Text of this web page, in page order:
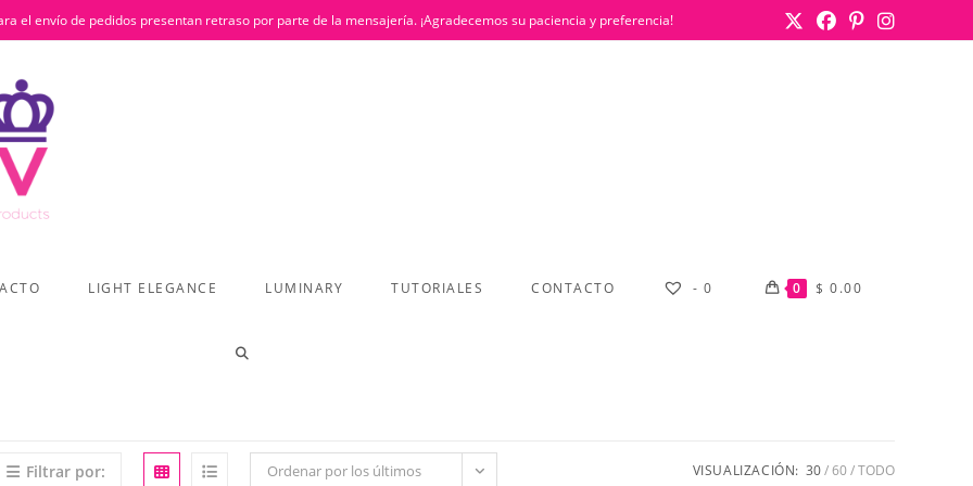
el envío de pedidos presentan retraso por parte de la mensajería. ¡Agradecemos su paciencia y preferencia!
LIGHT ELEGANCE LUMINARY TUTORIALES CONTACTO - 0 0 $ 0.00
ALTERNAR
Filtrar por: Ordenar por los últimos VISUALIZACIÓN: 30 60 TODO